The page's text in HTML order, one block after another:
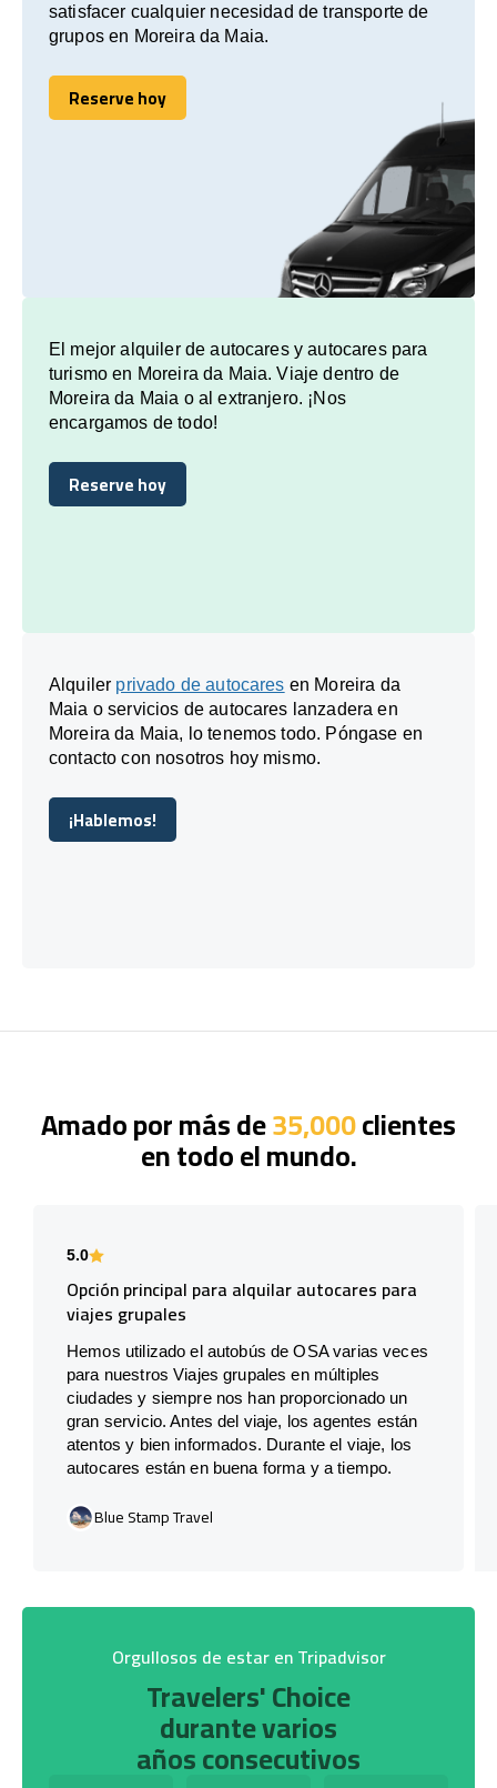
satisfacer cualquier necesidad de transporte de
grupos en Moreira da Maia.
Reserve hoy
Reserve hoy
El mejor alquiler de autocares y autocares para
turismo en Moreira da Maia. Viaje dentro de
Moreira da Maia o al extranjero. ¡Nos
encargamos de todo!
Reserve hoy
Reserve hoy
Alquiler privado de autocares en Moreira da
Maia o servicios de autocares lanzadera en
Moreira da Maia, lo tenemos todo. Póngase en
contacto con nosotros hoy mismo.
¡Hablemos!
¡Hablemos!
Amado por más de35,000clientes
en todo el mundo.
5.0
Opción principal para alquilar autocares para
viajes grupales
Hemos utilizado el autobús de OSA varias veces
para nuestros Viajes grupales en múltiples
ciudades y siempre nos han proporcionado un
gran servicio. Antes del viaje, los agentes están
atentos y bien informados. Durante el viaje, los
autocares están en buena forma y a tiempo.
Blue Stamp Travel
Orgullosos de estar en Tripadvisor
Travelers' Choice
durante varios
años consecutivos